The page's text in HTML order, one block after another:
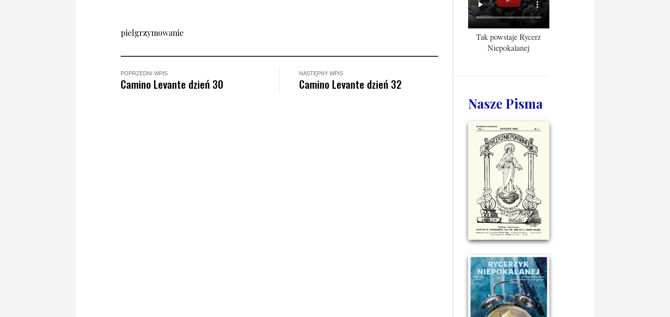
pielgrzymowanie
POPRZEDNI WPIS
Camino Levante dzień 30
NASTĘPNY WPIS
Camino Levante dzień 32
Tak powstaje Rycerz
Niepokalanej
Nasze Pisma